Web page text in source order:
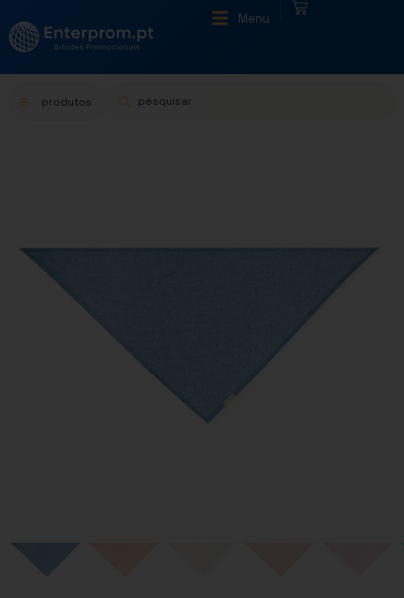
Menu
produtos